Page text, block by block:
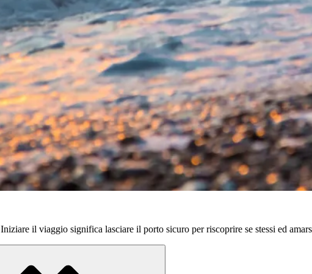
il viaggio significa lasciare il porto sicuro per riscoprire se stessi ed